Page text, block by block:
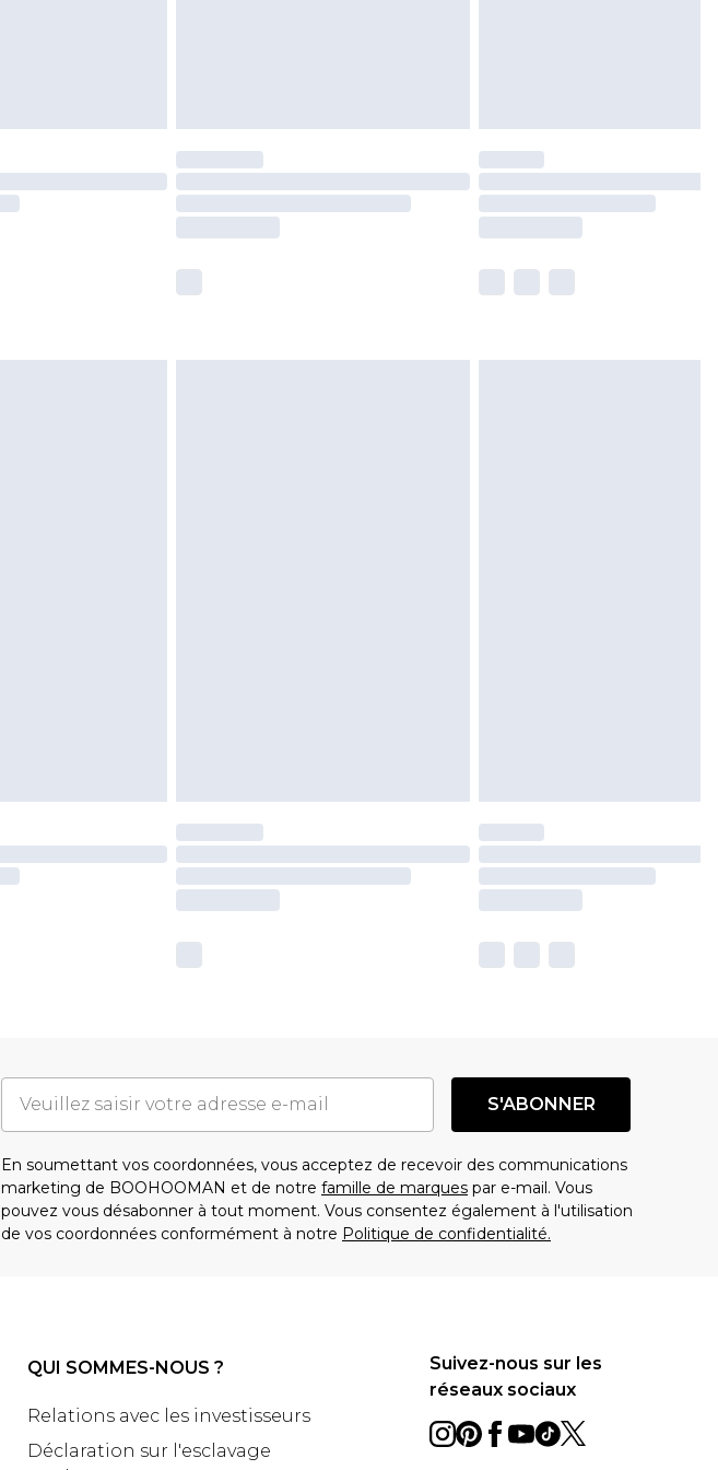
S'ABONNER
En soumettant vos coordonnées, vous acceptez de recevoir des communications
marketing de BOOHOOMAN et de notre famille de marques par e-mail. Vous
pouvez vous désabonner à tout moment. Vous consentez également à l'utilisation
de vos coordonnées conformément à notre Politique de confidentialité.
QUI SOMMES-NOUS ?
Relations avec les investisseurs
Déclaration sur l'esclavage
Suivez-nous sur les
réseaux sociaux